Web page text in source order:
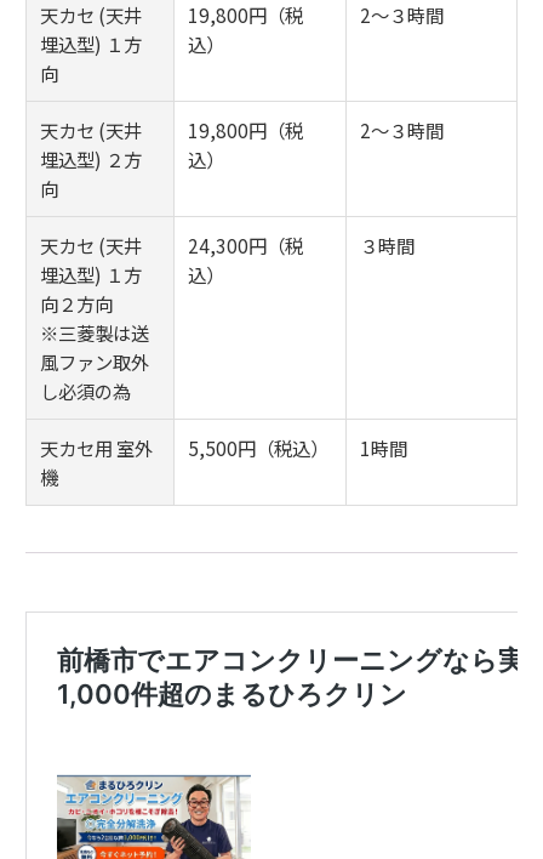
天カセ (天井
埋込型) １方
向
19,800円（税
込）
2～３時間
天カセ (天井
埋込型) ２方
向
19,800円（税
込）
2～３時間
天カセ (天井
埋込型) １方
向２方向
※三菱製は送
風ファン取外
し必須の為
24,300円（税
込）
３時間
天カセ用 室外
機
5,500円（税込） 1時間